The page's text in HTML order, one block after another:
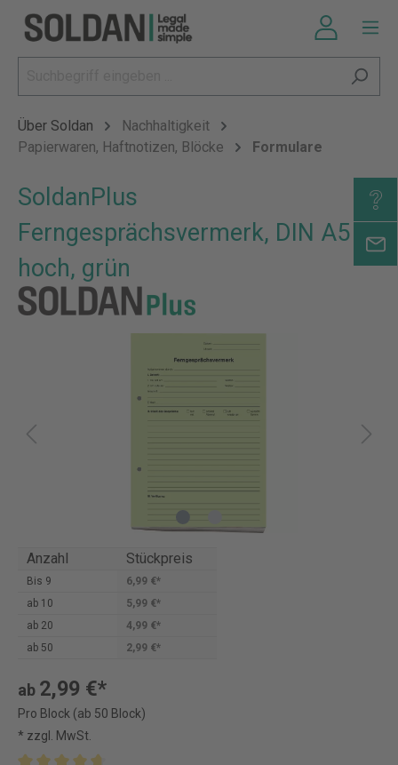
Über Soldan
Nachhaltigkeit
Papierwaren, Haftnotizen, Blöcke
Formulare
SoldanPlus
Ferngesprächsvermerk, DIN A5
hoch, grün
Anzahl Stückpreis
Bis 9
6,99 €*
ab 10
5,99 €*
ab 20
4,99 €*
ab 50 2,99 €*
ab 2,99 €*
Pro Block (ab 50 Block)
* zzgl. MwSt.